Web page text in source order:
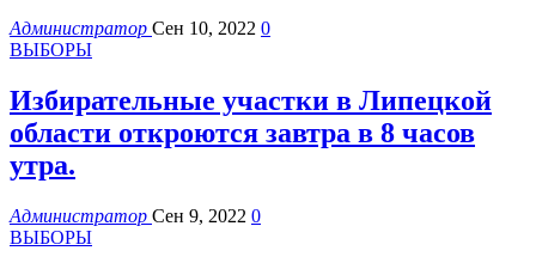
Администратор Сен 10, 2022 0
ВЫБОРЫ
Избирательные участки в Липецкой
области откроются завтра в 8 часов
утра.
Администратор Сен 9, 2022 0
ВЫБОРЫ